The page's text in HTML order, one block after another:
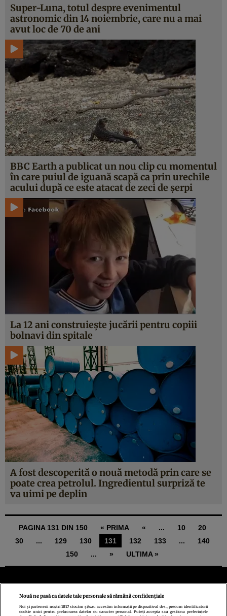
Super-Luna, totul despre evenimentul
astronomic din 14 noiembrie, care nu a mai
avut loc de 70 de ani
BBC Earth a publicat un nou clip cu momentul
în care puiul de iguană scapă ca prin urechile
acului după ce este atacat de zeci de şerpi
La 12 ani construieşte jucării pentru copiii
bolnavi din spitale
A fost descoperită o nouă metodă prin care se
poate crea petrolul. Ingredientul surpriză te
va uimi pe deplin
PAGINA 131 DIN 150 « PRIMA « ... 10
20
30
... 129 130 131 132 133 ...
140
150
... » ULTIMA »
Nouă ne pasă ca datele tale personale să rămână confidențiale
Noi și partenerii noștri1017 stocăm și/sau accesăm informații pe dispozitivul dvs., precum identificatorii
cookie unici pentru prelucrarea datelor cu caracter personal. Puteți accepta sau gestiona preferințele